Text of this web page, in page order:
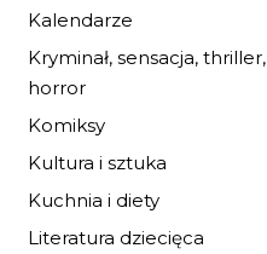
Kalendarze
Kryminał, sensacja, thriller,
horror
Komiksy
Kultura i sztuka
Kuchnia i diety
Literatura dziecięca